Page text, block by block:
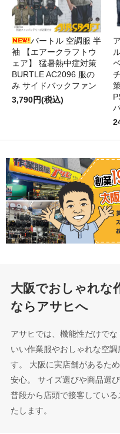
バートル 空調服 半
袖 【エアークラフトウ
ェア】 猛暑熱中症対策
BURTLE AC2096 服の
み サイドバックファン
3,790円(税込)
大阪でおしゃれな
ならアサヒへ
アサヒでは、機能性だけで
いい作業服やおしゃれな空
す。 大阪に実店舗があるた
安心。 サイズ選びや商品選
普段から店頭で接客してい
たします。